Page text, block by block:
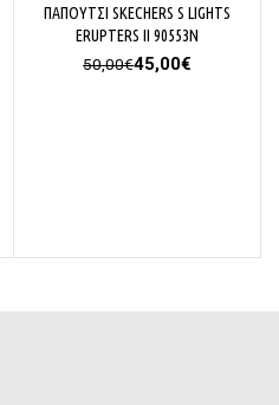
ΠΑΠΟΥΤΣΙ SKECHERS S LIGHTS
ERUPTERS II 90553Ν
50,00€Original
45,00€